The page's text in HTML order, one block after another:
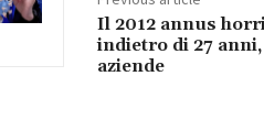
Il 2012 annus
indietro di 27
aziende